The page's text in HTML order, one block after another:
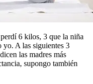
6 kilos, 3 que la niña
yo. A las siguientes 3
las madres más
supongo también